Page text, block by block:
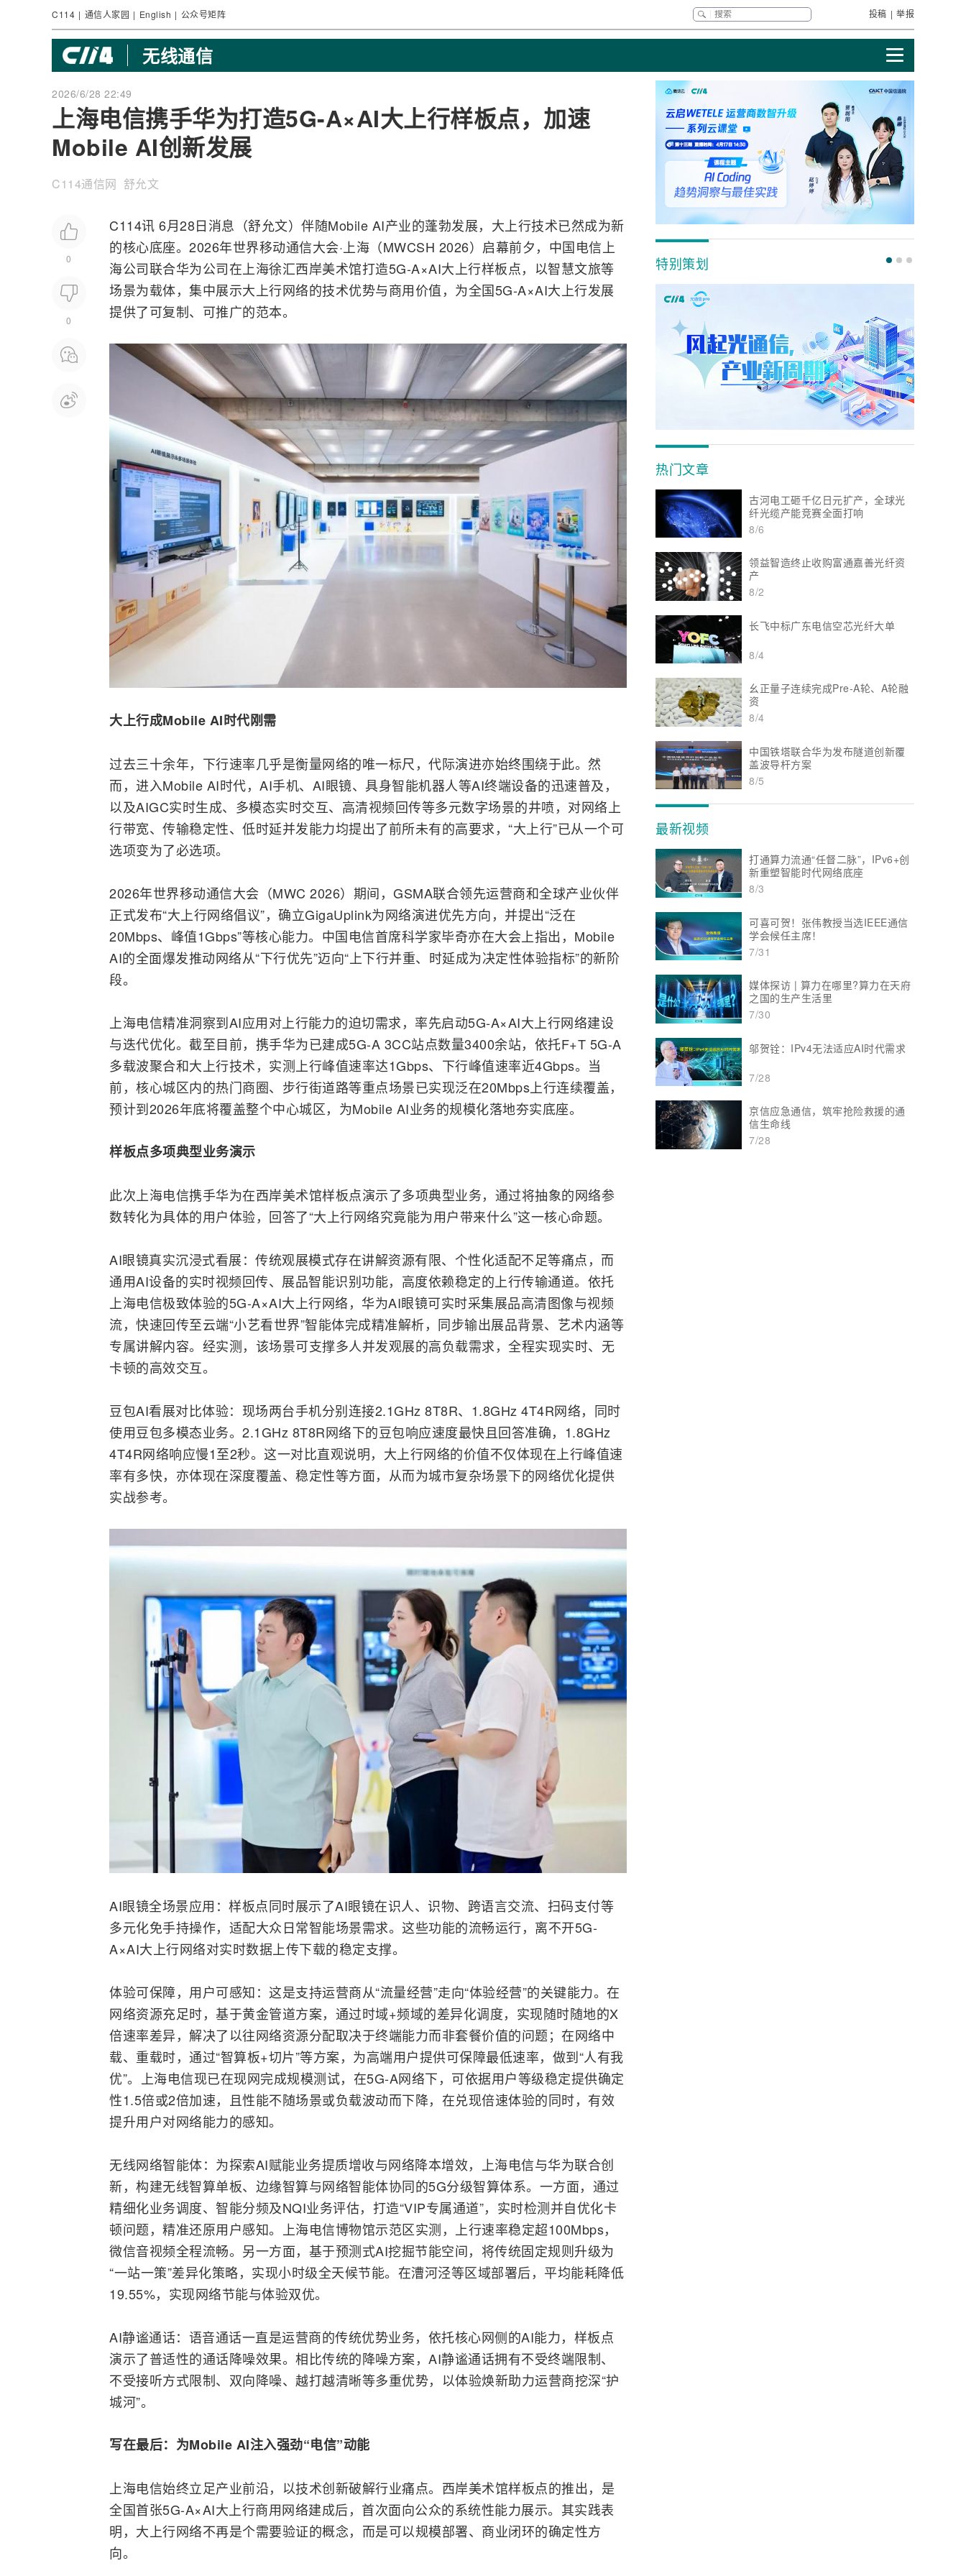
C114 | 通信人家园 | English | 公众号矩阵 投稿 | 举报
无线通信
2026/6/28 22:49
上海电信携手华为打造5G-A×AI大上行样板点，加速
Mobile AI创新发展
C114通信网 舒允文
0
0
C114讯 6月28日消息（舒允文）伴随Mobile AI产业的蓬勃发展，大上行技术已然成为新
的核心底座。2026年世界移动通信大会·上海（MWCSH 2026）启幕前夕， 中国电信 上
海公司联合华为公司在上海徐汇西岸美术馆打造5G-A×AI大上行样板点，以智慧文旅等
场景为载体，集中展示大上行网络的技术优势与商用价值，为全国5G-A×AI大上行发展
提供了可复制、可推广的范本。
大上行成Mobile AI时代刚需
过去三十余年，下行速率几乎是衡量网络的唯一标尺，代际演进亦始终围绕于此。然
而，进入Mobile AI时代，AI手机、AI眼镜、 具身智能机器人等AI终端设备的迅速普及，
以及AIGC实时生成、多模态实时交互、高清视频回传等多元数字场景的井喷，对网络上
行带宽、传输稳定性、低时延并发能力均提出了前所未有的高要求，“大上行”已从一个可
选项变为了必选项。
2026年世界移动通信大会（MWC 2026）期间，GSMA联合领先运营商和全球产业伙伴
正式发布“大上行网络倡议”，确立GigaUplink为网络演进优先方向，并提出“泛在
20Mbps、峰值1Gbps”等核心能力。中国电信首席科学家毕奇亦在大会上指出，Mobile
AI的全面爆发推动网络从“下行优先”迈向“上下行并重、时延成为决定性体验指标”的新阶
段。
上海电信精准洞察到AI应用对上行能力的迫切需求，率先启动5G-A×AI大上行网络建设
与迭代优化。截至目前，携手华为已建成5G-A 3CC站点数量3400余站，依托F+T 5G-A
多载波聚合和大上行技术，实测上行峰值速率达1Gbps、下行峰值速率近4Gbps。当
前，核心城区内的热门商圈、步行街道路等重点场景已实现泛在20Mbps上行连续覆盖，
预计到2026年底将覆盖整个中心城区，为Mobile AI业务的规模化落地夯实底座。
样板点多项典型业务演示
此次上海电信携手华为在西岸美术馆样板点演示了多项典型业务，通过将抽象的网络参
数转化为具体的用户体验，回答了“大上行网络究竟能为用户带来什么”这一核心命题。
AI眼镜真实沉浸式看展：传统观展模式存在讲解资源有限、个性化适配不足等痛点，而
通用AI设备的实时视频回传、展品智能识别功能，高度依赖稳定的上行传输通道。依托
上海电信极致体验的5G-A×AI大上行网络，华为AI眼镜可实时采集展品高清图像与视频
流，快速回传至云端“小艺看世界”智能体完成精准解析，同步输出展品背景、艺术内涵等
专属讲解内容。经实测，该场景可支撑多人并发观展的高负载需求，全程实现实时、无
卡顿的高效交互。
豆包AI看展对比体验：现场两台手机分别连接2.1GHz 8T8R、1.8GHz 4T4R网络，同时
使用豆包多模态业务。2.1GHz 8T8R网络下的豆包响应速度最快且回答准确，1.8GHz
4T4R网络响应慢1至2秒。这一对比直观说明，大上行网络的价值不仅体现在上行峰值速
率有多快，亦体现在深度覆盖、稳定性等方面，从而为城市复杂场景下的网络优化提供
实战参考。
AI眼镜全场景应用：样板点同时展示了AI眼镜在识人、识物、跨语言交流、扫码支付等
多元化免手持操作，适配大众日常智能场景需求。这些功能的流畅运行，离不开5G-
A×AI大上行网络对实时数据上传下载的稳定支撑。
体验可保障，用户可感知：这是支持运营商从“流量经营”走向“体验经营”的关键能力。在
网络资源充足时，基于黄金管道方案，通过时域+频域的差异化调度，实现随时随地的X
倍速率差异，解决了以往网络资源分配取决于终端能力而非套餐价值的问题；在网络中
载、重载时，通过“智算板+切片”等方案，为高端用户提供可保障最低速率，做到“人有我
优”。上海电信现已在现网完成规模测试，在5G-A网络下，可依据用户等级稳定提供确定
性1.5倍或2倍加速，且性能不随场景或负载波动而下降，在兑现倍速体验的同时，有效
提升用户对网络能力的感知。
无线网络智能体：为探索AI赋能业务提质增收与网络降本增效，上海电信与华为联合创
新，构建无线智算单板、边缘智算与网络智能体协同的5G分级智算体系。一方面，通过
精细化业务调度、智能分频及NQI业务评估，打造“VIP专属通道”，实时检测并自优化卡
顿问题，精准还原用户感知。上海电信博物馆示范区实测，上行速率稳定超100Mbps，
微信音视频全程流畅。另一方面，基于预测式AI挖掘节能空间，将传统固定规则升级为
“一站一策”差异化策略，实现小时级全天候节能。在漕河泾等区域部署后，平均能耗降低
19.55%，实现网络节能与体验双优。
AI静谧通话：语音通话一直是运营商的传统优势业务，依托核心网侧的AI能力，样板点
演示了普适性的通话降噪效果。相比传统的降噪方案，AI静谧通话拥有不受终端限制、
不受接听方式限制、双向降噪、越打越清晰等多重优势，以体验焕新助力运营商挖深“护
城河”。
写在最后：为Mobile AI注入强劲“电信”动能
上海电信始终立足产业前沿，以技术创新破解行业痛点。西岸美术馆样板点的推出，是
全国首张5G-A×AI大上行商用网络建成后，首次面向公众的系统性能力展示。其实践表
明，大上行网络不再是个需要验证的概念，而是可以规模部署、商业闭环的确定性方
向。
特别策划
热门文章
古河电工砸千亿日元扩产，全球光
纤光缆产能竞赛全面打响
8/6
领益智造终止收购富通嘉善光纤资
产
8/2
长飞中标广东电信空芯光纤大单
8/4
幺正量子连续完成Pre-A轮、A轮融
资
8/4
中国铁塔联合华为发布隧道创新覆
盖波导杆方案
8/5
最新视频
打通算力流通“任督二脉”，IPv6+创
新重塑智能时代网络底座
8/3
可喜可贺！张伟教授当选IEEE通信
学会候任主席！
7/31
媒体探访 | 算力在哪里?算力在天府
之国的生产生活里
7/30
邬贺铨：IPv4无法适应AI时代需求
7/28
京信应急通信，筑牢抢险救援的通
信生命线
7/28